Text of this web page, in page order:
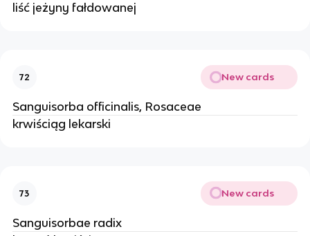
liść jeżyny fałdowanej
72 New cards
Sanguisorba officinalis, Rosaceae
krwiściąg lekarski
73 New cards
Sanguisorbae radix